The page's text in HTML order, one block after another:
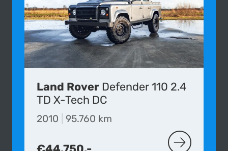
Land Rover Defender 110 2.4
TD X-Tech DC
2010 95.760 km